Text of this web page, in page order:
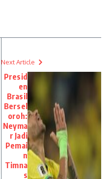
Next Article
Presid
en
Brasil
Bersel
oroh:
Neyma
r Jadi
Pemai
n
Timna
s